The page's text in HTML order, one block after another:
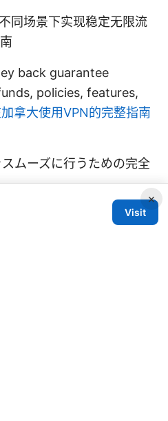
同场景下实现稳定无限流
back guarantee
policies, features,
拿大使用VPN的完整指南
ムーズに行うための完全
×
Visit